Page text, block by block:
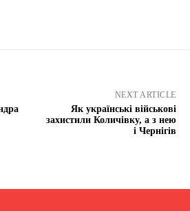
NEXT ARTICLE
Як українські військові
захистили Количівку, а з нею
і Чернігів